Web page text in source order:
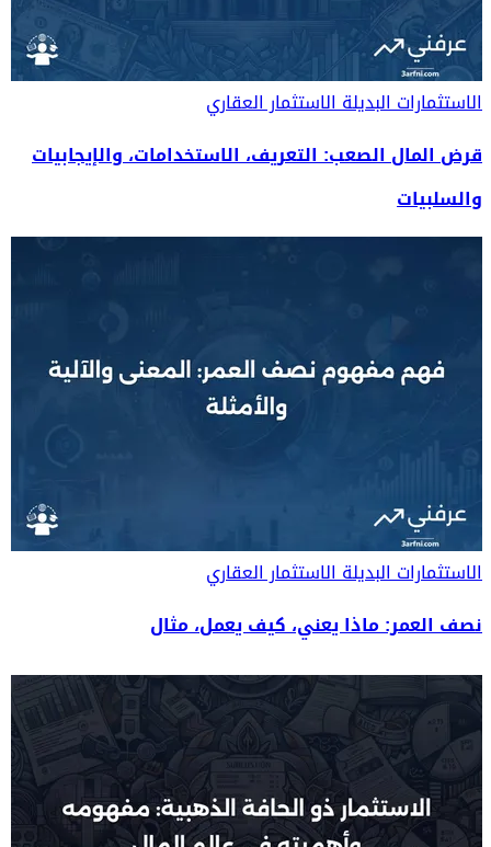
الاستثمارات البديلةالاستثمار العقاري
قرض المال الصعب: التعريف، الاستخدامات، والإيجابيات
والسلبيات
الاستثمارات البديلةالاستثمار العقاري
نصف العمر: ماذا يعني، كيف يعمل، مثال